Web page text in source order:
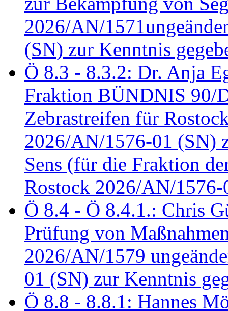
2026/AN/
(SN) zur Kenntnis
Ö 8.3 - 8.3.2: Dr. Anja
Fraktion BÜNDNIS 90/
Zebrastreifen für
2026/AN/1576-01 (SN)
Sens (für die Fraktion
Rostock 2026/AN/1576-
Ö 8.4 - Ö 8.4.1.: Chris
Prüfung von
2026/AN/1579
01 (SN) zur Kenntnis
Ö 8.8 - 8.8.1: Hannes